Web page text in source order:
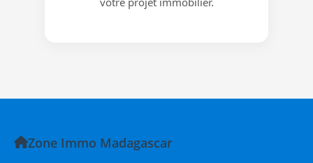
Zone Immo Madagascar